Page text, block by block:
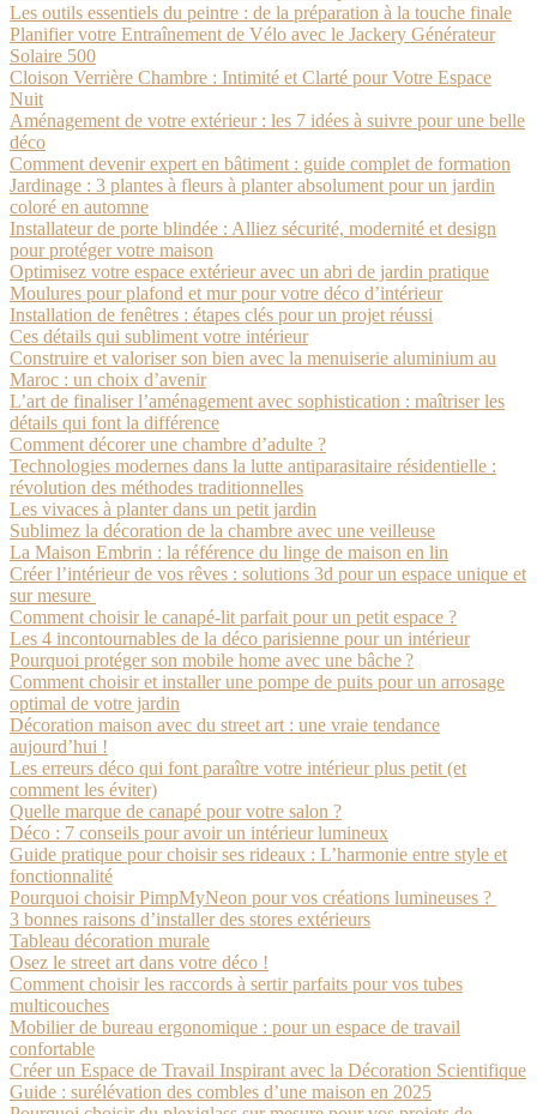
Les outils essentiels du peintre : de la préparation à la touche finale
Planifier votre Entraînement de Vélo avec le Jackery Générateur
Solaire 500
Cloison Verrière Chambre : Intimité et Clarté pour Votre Espace
Nuit
Aménagement de votre extérieur : les 7 idées à suivre pour une belle
déco
Comment devenir expert en bâtiment : guide complet de formation
Jardinage : 3 plantes à fleurs à planter absolument pour un jardin
coloré en automne
Installateur de porte blindée : Alliez sécurité, modernité et design
pour protéger votre maison
Optimisez votre espace extérieur avec un abri de jardin pratique
Moulures pour plafond et mur pour votre déco d’intérieur
Installation de fenêtres : étapes clés pour un projet réussi
Ces détails qui subliment votre intérieur
Construire et valoriser son bien avec la menuiserie aluminium au
Maroc : un choix d’avenir
L’art de finaliser l’aménagement avec sophistication : maîtriser les
détails qui font la différence
Comment décorer une chambre d’adulte ?
Technologies modernes dans la lutte antiparasitaire résidentielle :
révolution des méthodes traditionnelles
Les vivaces à planter dans un petit jardin
Sublimez la décoration de la chambre avec une veilleuse
La Maison Embrin : la référence du linge de maison en lin
Créer l’intérieur de vos rêves : solutions 3d pour un espace unique et
sur mesure
Comment choisir le canapé-lit parfait pour un petit espace ?
Les 4 incontournables de la déco parisienne pour un intérieur
Pourquoi protéger son mobile home avec une bâche ?
Comment choisir et installer une pompe de puits pour un arrosage
optimal de votre jardin
Décoration maison avec du street art : une vraie tendance
aujourd’hui !
Les erreurs déco qui font paraître votre intérieur plus petit (et
comment les éviter)
Quelle marque de canapé pour votre salon ?
Déco : 7 conseils pour avoir un intérieur lumineux
Guide pratique pour choisir ses rideaux : L’harmonie entre style et
fonctionnalité
Pourquoi choisir PimpMyNeon pour vos créations lumineuses ?
3 bonnes raisons d’installer des stores extérieurs
Tableau décoration murale
Osez le street art dans votre déco !
Comment choisir les raccords à sertir parfaits pour vos tubes
multicouches
Mobilier de bureau ergonomique : pour un espace de travail
confortable
Créer un Espace de Travail Inspirant avec la Décoration Scientifique
Guide : surélévation des combles d’une maison en 2025